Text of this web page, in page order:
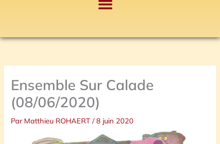
Ensemble Sur Calade
(08/06/2020)
Par Matthieu ROHAERT/8 juin 2020